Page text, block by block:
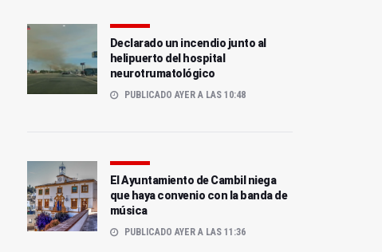
Declarado un incendio junto al
helipuerto del hospital
neurotrumatológico
PUBLICADO AYER A LAS 10:48
El Ayuntamiento de Cambil niega
que haya convenio con la banda de
música
PUBLICADO AYER A LAS 11:36